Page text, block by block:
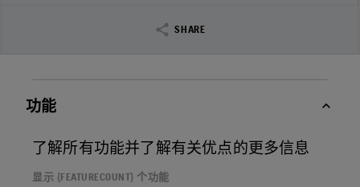
SHARE
功能
了解所有功能并了解有关优点的更多信息
显示 {FEATURECOUNT} 个功能